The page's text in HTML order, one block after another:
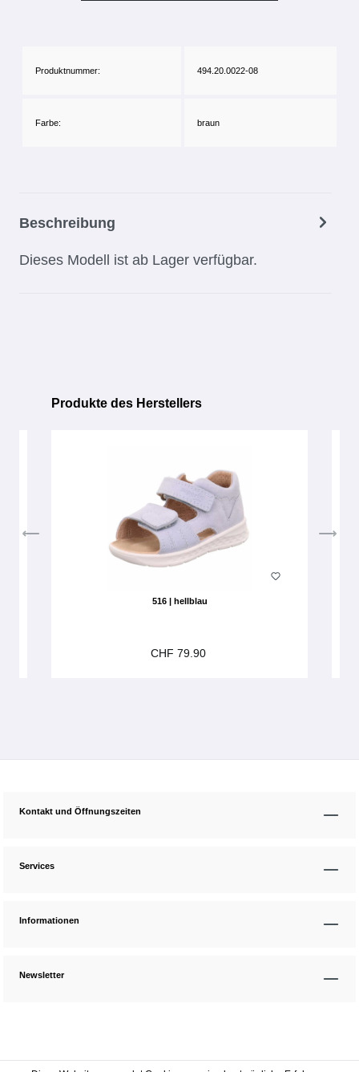
Produktnummer: 494.20.0022-08
Farbe: braun
Beschreibung
Dieses Modell ist ab Lager verfügbar.
Produktgalerie überspringen
Produkte des Herstellers
516 | hellblau
CHF 79.90
Kontakt und Öffnungszeiten
Services
Informationen
Newsletter